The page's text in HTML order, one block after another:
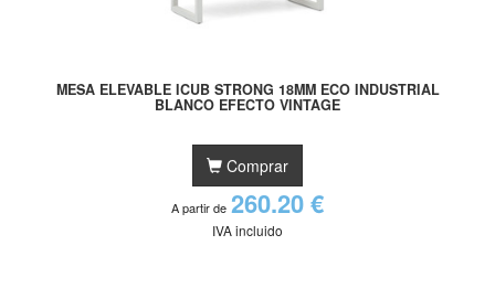
MESA ELEVABLE ICUB STRONG 18MM ECO INDUSTRIAL
BLANCO EFECTO VINTAGE
Comprar
A partir de 260.20 €
IVA incluido